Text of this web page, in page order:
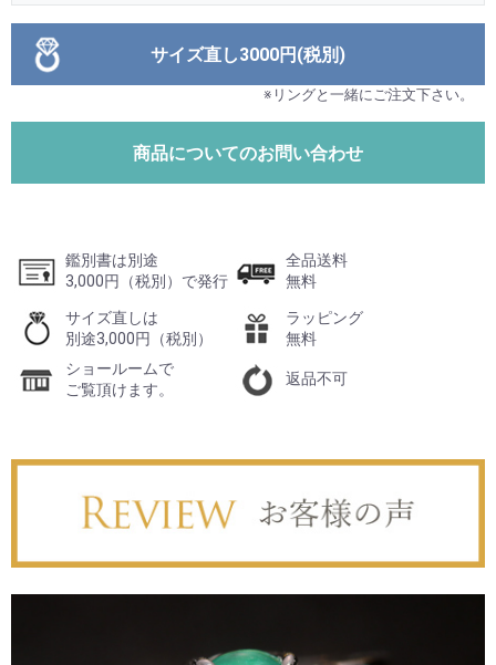
サイズ直し3000円(税別)
※リングと一緒にご注文下さい。
商品についてのお問い合わせ
鑑別書は別途
3,000円（税別）で発行
全品送料
無料
サイズ直しは
別途3,000円（税別）
ラッピング
無料
ショールームで
ご覧頂けます。
返品不可